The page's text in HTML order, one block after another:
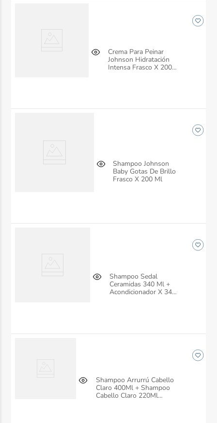
Crema Para Peinar
Johnson Hidratación
Intensa Frasco X 200
Shampoo Johnson
Baby Gotas De Brillo
Frasco X 200 Ml
Shampoo Sedal
Ceramidas 340 Ml +
Acondicionador X 340
Shampoo Arrurrú Cabello
Claro 400Ml + Shampoo
Cabello Claro 220Ml